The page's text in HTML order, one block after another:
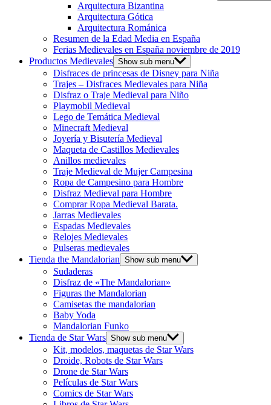
Arquitectura Bizantina
Arquitectura Gótica
Arquitectura Románica
Resumen de la Edad Media en España
Ferias Medievales en España noviembre de 2019
Productos Medievales Show sub menu
Disfraces de princesas de Disney para Niña
Trajes – Disfraces Medievales para Niña
Disfraz o Traje Medieval para Niño
Playmobil Medieval
Lego de Temática Medieval
Minecraft Medieval
Joyería y Bisutería Medieval
Maqueta de Castillos Medievales
Anillos medievales
Traje Medieval de Mujer Campesina
Ropa de Campesino para Hombre
Disfraz Medieval para Hombre
Comprar Ropa Medieval Barata.
Jarras Medievales
Espadas Medievales
Relojes Medievales
Pulseras medievales
Tienda the Mandalorian Show sub menu
Sudaderas
Disfraz de «The Mandalorian»
Figuras the Mandalorian
Camisetas the mandalorian
Baby Yoda
Mandalorian Funko
Tienda de Star Wars Show sub menu
Kit, modelos, maquetas de Star Wars
Droide, Robots de Star Wars
Drone de Star Wars
Películas de Star Wars
Comics de Star Wars